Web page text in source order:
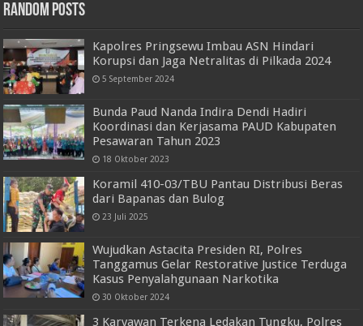
Random Posts
Kapolres Pringsewu Imbau ASN Hindari
Korupsi dan Jaga Netralitas di Pilkada 2024
5 September 2024
Bunda Paud Nanda Indira Dendi Hadiri
Koordinasi dan Kerjasama PAUD Kabupaten
Pesawaran Tahun 2023
18 Oktober 2023
Koramil 410-03/TBU Pantau Distribusi Beras
dari Bapanas dan Bulog
23 Juli 2025
Wujudkan Astacita Presiden RI, Polres
Tanggamus Gelar Restorative Justice Terduga
Kasus Penyalahgunaan Narkotika
30 Oktober 2024
3 Karyawan Terkena Ledakan Tungku, Polres